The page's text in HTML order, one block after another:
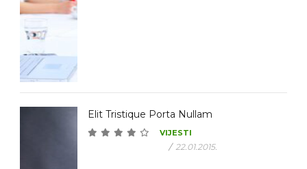
Elit Tristique Porta Nullam
VIJESTI
/ 22.01.2015.